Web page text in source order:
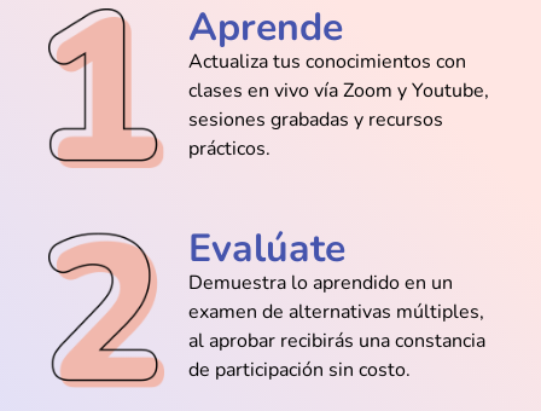
@Luis_Andrade
No pensé que la IA podía usarse para
tantas cosas. Con una sola clase ya me
@Matías_Villegas
La clase gratuita me voló la cabeza. No
sabía que podía hacer tanto con IA sin
pagar nada
Aprende
Actualiza tus conocimientos con
clases en vivo vía Zoom y Youtube,
sesiones grabadas y recursos
prácticos.
Evalúate
Demuestra lo aprendido en un
examen de alternativas múltiples,
al aprobar recibirás una constancia
de participación sin costo.